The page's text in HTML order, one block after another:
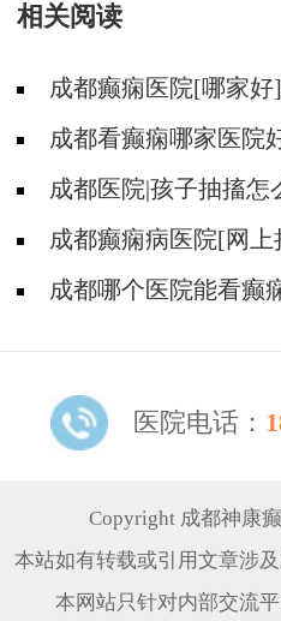
相关阅读
成都癫痫医院[哪家
成都看癫痫哪家医院
活中容易被忽视的癫痫
成都医院|孩子抽搐怎
治好吗?
成都癫痫病医院[网
要点有哪些?
成都哪个医院能看癫
医院电话：
Copyright 成都神康
本站如有转载或引用文章涉
本网站只针对内部交流